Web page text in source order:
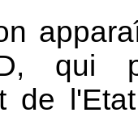
qui
de